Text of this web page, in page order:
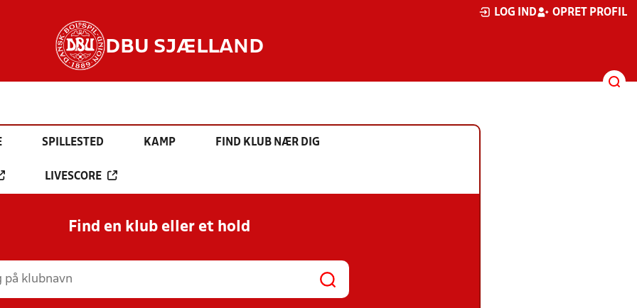
LOG IND OPRET PROFIL
DBU SJÆLLAND
SPILLESTED KAMP FIND KLUB NÆR DIG
LIVESCORE
Find en klub eller et hold